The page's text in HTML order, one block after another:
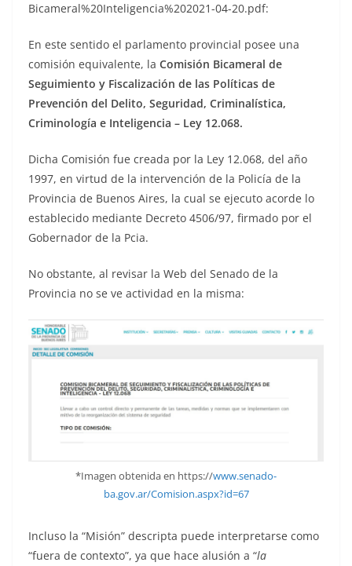
Bicameral%20Inteligencia%202021-04-20.pdf:
En este sentido el parlamento provincial posee una
comisión equivalente, la Comisión Bicameral de
Seguimiento y Fiscalización de las Políticas de
Prevención del Delito, Seguridad, Criminalística,
Criminología e Inteligencia – Ley 12.068.
Dicha Comisión fue creada por la Ley 12.068, del año
1997, en virtud de la intervención de la Policía de la
Provincia de Buenos Aires, la cual se ejecuto acorde lo
establecido mediante Decreto 4506/97, firmado por el
Gobernador de la Pcia.
No obstante, al revisar la Web del Senado de la
Provincia no se ve actividad en la misma:
*Imagen obtenida en https://www.senado-
ba.gov.ar/Comision.aspx?id=67
Incluso la “Misión” descripta puede interpretarse como
“fuera de contexto”, ya que hace alusión a “la